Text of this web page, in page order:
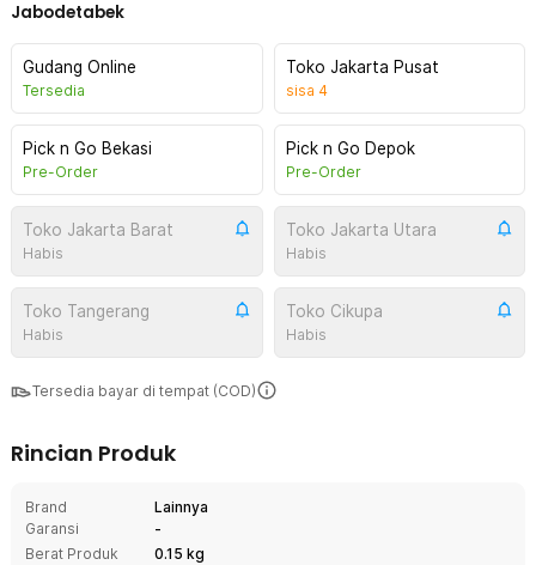
Jabodetabek
Gudang Online
Tersedia
Toko Jakarta Pusat
sisa 4
Pick n Go Bekasi
Pre-Order
Pick n Go Depok
Pre-Order
Toko Jakarta Barat
Habis
Toko Jakarta Utara
Habis
Toko Tangerang
Habis
Toko Cikupa
Habis
Tersedia bayar di tempat (COD)
Rincian Produk
Brand
Lainnya
Garansi
-
Berat Produk
0.15 kg